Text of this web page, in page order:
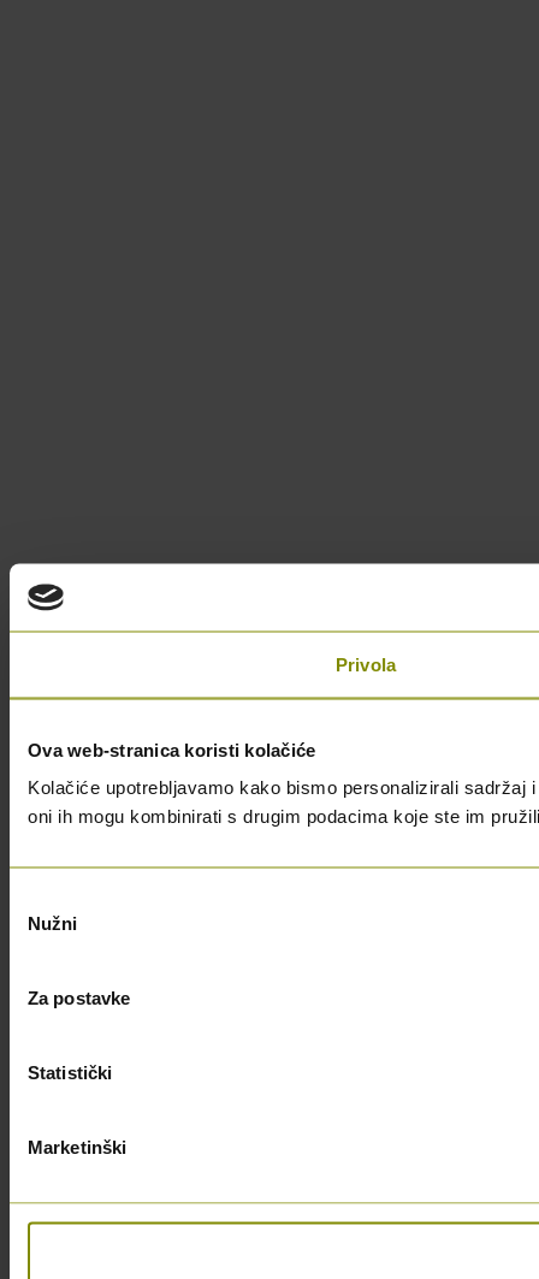
Privola
Ova web-stranica koristi kolačiće
Kolačiće upotrebljavamo kako bismo personalizirali
oni ih mogu kombinirati s drugim podacima koje ste im
pristanka
Nužni
Za postavke
Statistički
Marketinški